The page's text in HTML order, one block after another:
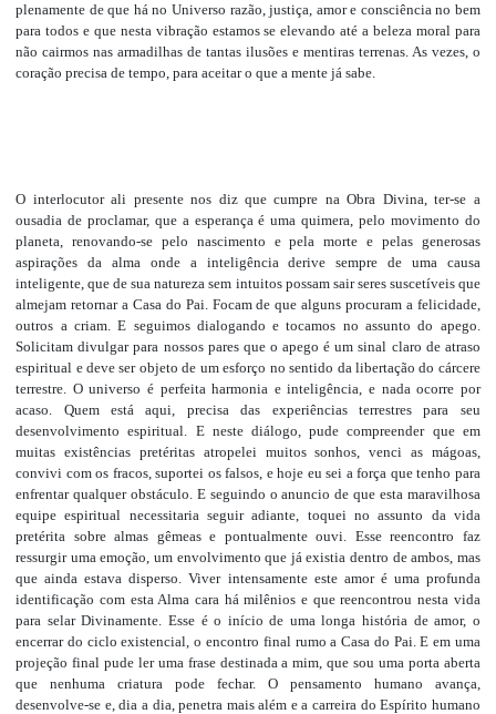
plenamente de que há no Universo razão, justiça, amor e consciência no bem
para todos e que nesta vibração estamos se elevando até a beleza moral para
não cairmos nas armadilhas de tantas ilusões e mentiras terrenas. As vezes, o
coração precisa de tempo, para aceitar o que a mente já sabe.
O interlocutor ali presente nos diz que cumpre na Obra Divina, ter-se a
ousadia de proclamar, que a esperança é uma quimera, pelo movimento do
planeta, renovando-se pelo nascimento e pela morte e pelas generosas
aspirações da alma onde a inteligência derive sempre de uma causa
inteligente, que de sua natureza sem intuitos possam sair seres suscetíveis que
almejam retornar a Casa do Pai. Focam de que alguns procuram a felicidade,
outros a criam.E seguimos dialogando e tocamos no assunto do apego.
Solicitam divulgar para nossos pares que o apego é um sinal claro de atraso
espiritual e deve ser objeto de um esforço no sentido da libertação do cárcere
terrestre. O universo é perfeita harmonia e inteligência, e nada ocorre por
acaso. Quem está aqui, precisa das experiências terrestres para seu
desenvolvimento espiritual. E neste diálogo, pude compreender que em
muitas existências pretéritas atropelei muitos sonhos, venci as mágoas,
convivi com os fracos, suportei os falsos, e hoje eu sei a força que tenho para
enfrentar qualquer obstáculo. E seguindo o anuncio de que esta maravilhosa
equipe espiritual necessitaria seguir adiante, toquei no assunto da vida
pretérita sobre almas gêmeas e pontualmente ouvi. Esse reencontro faz
ressurgir uma emoção, um envolvimento que já existia dentro de ambos, mas
que ainda estava disperso. Viver intensamente este amor é uma profunda
identificação com esta Alma cara há milênios e que reencontrou nesta vida
para selar Divinamente. Esse é o início de uma longa história de amor, o
encerrar do ciclo existencial, o encontro final rumo a Casa do Pai.E em uma
projeção final pude ler uma frase destinada a mim, que sou uma porta aberta
que nenhuma criatura pode fechar. O pensamento humano avança,
desenvolve-se e, dia a dia, penetra mais além e a carreira do Espírito humano